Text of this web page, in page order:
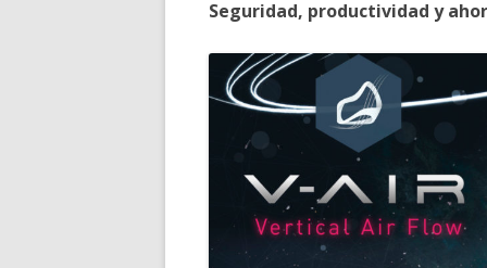
Seguridad, productividad y